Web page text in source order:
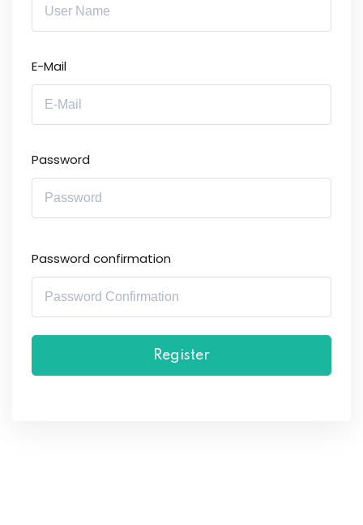
E-Mail
Password
Password confirmation
Register